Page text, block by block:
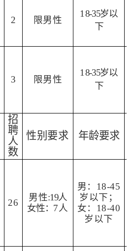
2 限男性
18-35岁以
下
3 限男性
18-35岁以
下
招
聘
人
数
性别要求 年龄要求
26
男性:19人
女性： 7人
男：18-45
岁以下；
女：18-40
岁以下